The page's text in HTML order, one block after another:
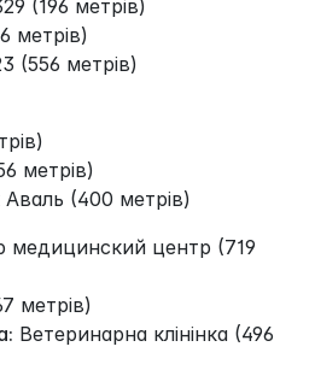
(196 метрів)
метрів)
метрів)
метрів)
(400 метрів)
медицинский центр (719
метрів)
Ветеринарна клінінка (496